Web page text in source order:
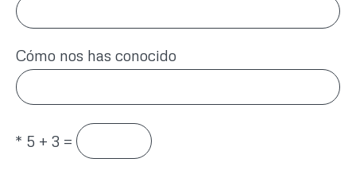
Cómo nos has conocido
* 5 + 3 =